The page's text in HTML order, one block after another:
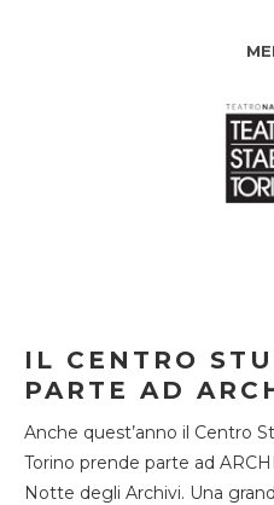
IL CENTRO
PARTE AD
Anche quest’anno il Centro
Torino prende parte ad
Notte degli Archivi. Una